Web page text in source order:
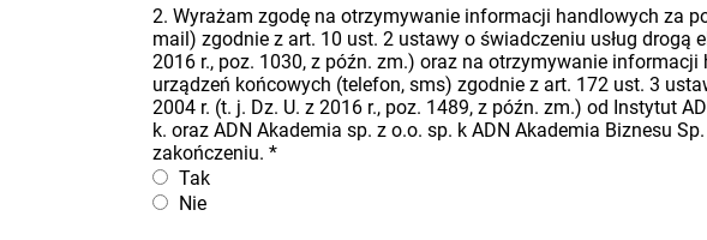
2. Wyrażam zgodę na otrzymywanie informacji handlowych za
mail) zgodnie z art. 10 ust. 2 ustawy o świadczeniu usług drogą
2016 r., poz. 1030, z późn. zm.) oraz na otrzymywanie
urządzeń końcowych (telefon, sms) zgodnie z art. 172 ust. 3
2004 r. (t. j. Dz. U. z 2016 r., poz. 1489, z późn. zm.) od Instytut
k. oraz ADN Akademia sp. z o.o. sp. k ADN Akademia Biznesu
zakończeniu. *
Tak
Nie